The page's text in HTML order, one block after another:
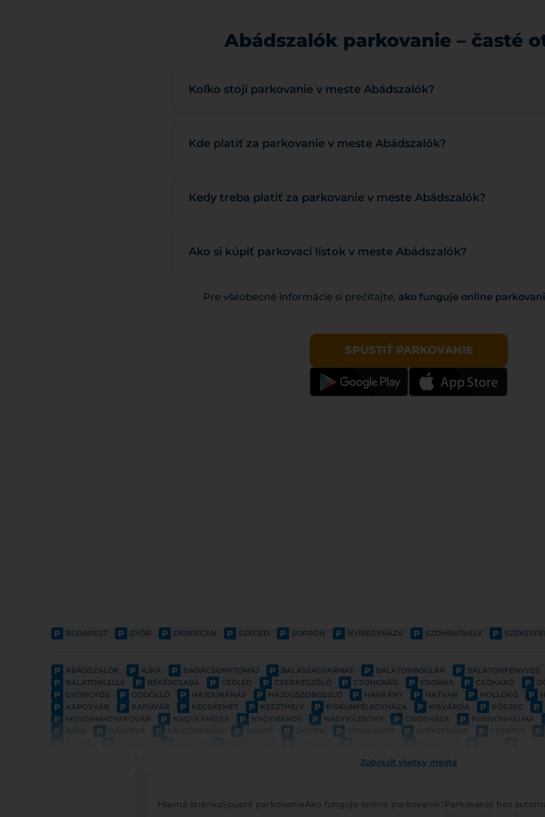
Abádszalók parkovanie – časté
Koľko stojí parkovanie v meste Abádszalók?
Kde platiť za parkovanie v meste Abádszalók?
Kedy treba platiť za parkovanie v meste Abádszalók?
Ako si kúpiť parkovací lístok v meste Abádszalók?
Pre všeobecné informácie si prečítajte, ako funguje online
SPUSTIŤ PARKOVANIE
P BUDAPEST P GYŐR P DEBRECEN P SZEGED P SOPRON P NYÍREGYHÁZA P SZOMBATHELY P
P ABÁDSZALÓK P AJKA P BADACSONYTOMAJ P BALASSAGYARMAT P BALATONBOGLÁR P BALATONFENYVES
P BALATONLELLE P BÉKÉSCSABA P CEGLÉD P CSERKESZŐLŐ P CSONGRÁD P CSORNA P CSÓKAKŐ P
P GYÖNGYÖS P GÖDÖLLŐ P HAJDÚNÁNÁS P HAJDÚSZOBOSZLÓ P HARKÁNY P HATVAN P HOLLÓKŐ P
P KAPOSVÁR P KAPUVÁR P KECSKEMÉT P KESZTHELY P KISKUNFÉLEGYHÁZA P KISVÁRDA P KŐSZEG P
P MOSONMAGYARÓVÁR P NAGYKANIZSA P NAGYMAROS P NAGYVÁZSONY P OROSHÁZA P PANNONHALMA
P P P P P P P P P
Zobraziť všetky mestá
Hlavná stránkaSpustiť parkovanieAko funguje online parkovanie?Parkovanie bez